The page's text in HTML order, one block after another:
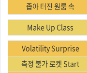
좁아 터진 원룸 속
Make Up Class
Volatility Surprise
측정 불가 로켓 Start